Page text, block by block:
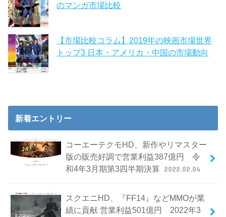
のマンガ市場比較
【市場比較コラム】2019年の映画市場世界
トップ3 日本・アメリカ・中国の市場動向
新着エントリー
コーエーテクモHD、新作やリマスター
版の販売好調で営業利益387億円 令
和4年3月期第3四半期決算 2022.02.04
スクエニHD、『FF14』などMMOが業
績に貢献 営業利益501億円 2022年3